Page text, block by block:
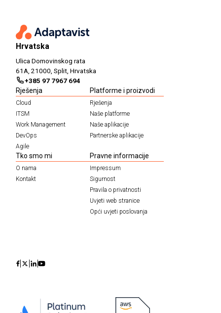
Hrvatska
Ulica Domovinskog rata
61A, 21000, Split, Hrvatska
+385 97 7967 694
Rješenja
Cloud
ITSM
Work Management
DevOps
Agile
Platforme i proizvodi
Rješenja
Naše platforme
Naše aplikacije
Partnerske aplikacije
Tko smo mi
O nama
Kontakt
Pravne informacije
Impressum
Sigurnost
Pravila o privatnosti
Uvjeti web stranice
Opći uvjeti poslovanja
IconIconIconIcon